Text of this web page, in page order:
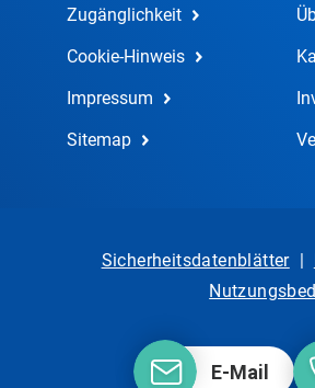
Zugänglichkeit
Cookie-Hinweis
Impressum
Sitemap
E-Mail
Sicherheitsdatenblätter|